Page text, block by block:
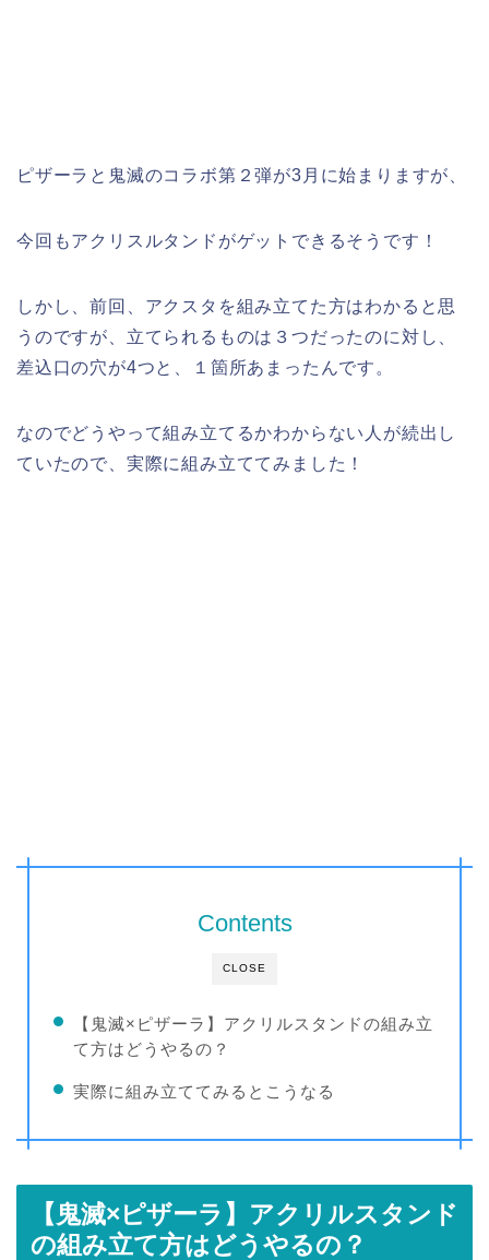
ピザーラと鬼滅のコラボ第２弾が3月に始まりますが、
今回もアクリスルタンドがゲットできるそうです！
しかし、前回、アクスタを組み立てた方はわかると思
うのですが、立てられるものは３つだったのに対し、
差込口の穴が4つと、１箇所あまったんです。
なのでどうやって組み立てるかわからない人が続出し
ていたので、実際に組み立ててみました！
CLOSE
Contents
【鬼滅×ピザーラ】アクリルスタンドの組み立
て方はどうやるの？
実際に組み立ててみるとこうなる
【鬼滅×ピザーラ】アクリルスタンド
の組み立て方はどうやるの？